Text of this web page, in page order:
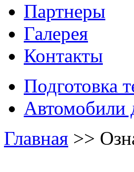
Партнеры
Галерея
Контакты
Подготовка
Автомобили
Главная >>